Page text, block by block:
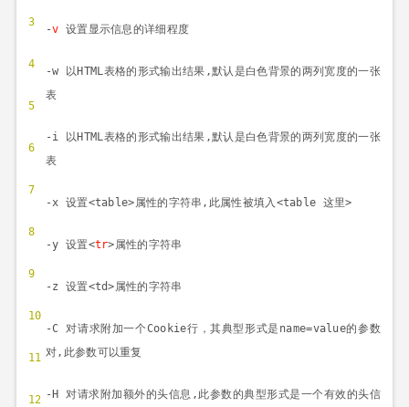
3
4
5
6
7
8
9
10
11
12
-v 设置显示信息的详细程度
-w 以 HTML表格的形式输出结果 ,默认是白色背景的两列宽度的一张
表
-i 以 HTML表格的形式输出结果 ,默认是白色背景的两列宽度的一张
表
-x 设置<table>属性的字符串 , 此属性被填入 <table 这里>
-y 设置<tr>属性的字符串
-z 设置<td>属性的字符串
-C对请求附加一个Cookie行，其典型形式是 name=value的参数
对, 此参数可以重复
-H对请求附加额外的头信息 , 此参数的典型形式是一个有效的头信